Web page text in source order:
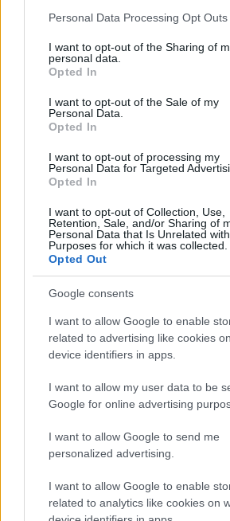
Please note that this website/app uses
not limited to your visit or usage
grant or deny consent to Google and its
use your data for below specified
consent section.
Personal Data Processing Opt Outs
I want to opt-out of the Sharing of
personal data.
Opted In
I want to opt-out of the Sale of my
Personal Data.
Opted In
I want to opt-out of processing my
Personal Data for Targeted
Opted In
I want to opt-out of Collection, Use,
Retention, Sale, and/or Sharing of
Personal Data that Is Unrelated
Purposes for which it was collected.
Opted Out
Google consents
I want to allow Google to enable
related to advertising like cookies
device identifiers in apps.
I want to allow my user data to be
Google for online advertising
I want to allow Google to send me
personalized advertising.
I want to allow Google to enable
related to analytics like cookies on
Ne csinálj
életéből!
Személyes tapasztalatok a
III. rész
jelzése, úgy a hirdetés
jött. A lakás ugyan csak január
de úgy gondoltuk, nem árt időben
bérlő kiválasztásának folyamatát.
is írtam már, semmiképp nem